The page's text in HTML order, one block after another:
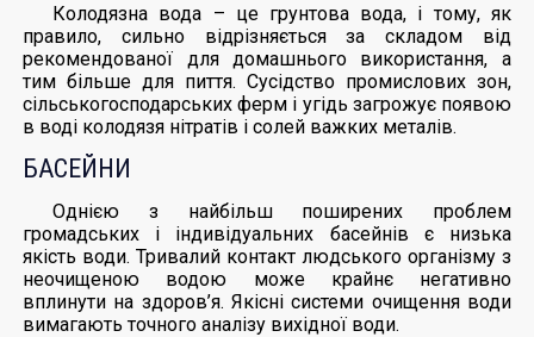
Колодязна вода – це грунтова вода, і тому, як
правило, сильно відрізняється за складом від
рекомендованої для домашнього використання, а
тим більше для пиття. Сусідство промислових зон,
сільськогосподарських ферм і угідь загрожує появою
в воді колодязя нітратів і солей важких металів.
БАСЕЙНИ
Однією з найбільш поширених проблем
громадських і індивідуальних басейнів є низька
якість води. Тривалий контакт людського організму з
неочищеною водою може крайнє негативно
вплинути на здоров’я. Якісні системи очищення води
вимагають точного аналізу вихідної води.